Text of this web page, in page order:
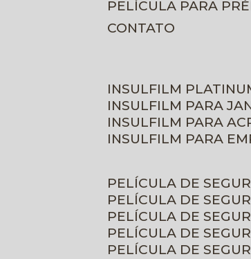
PELÍCULA PARA
CONTATO
INSULFILM
INSULFILM PARA
INSULFILM PARA
INSULFILM PARA
PELÍCULA DE
PELÍCULA DE
PELÍCULA DE
PELÍCULA DE
PELÍCULA DE